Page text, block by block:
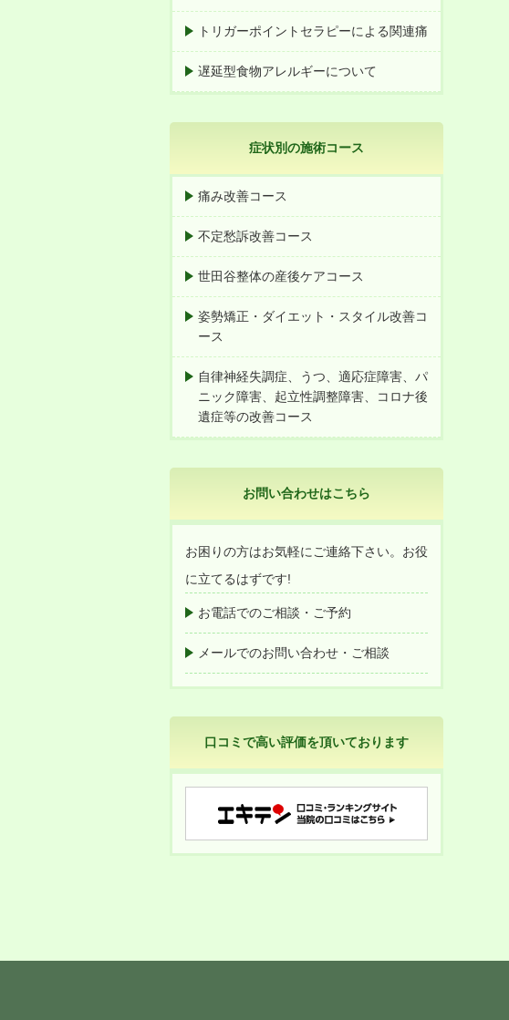
トリガーポイントセラピーによる関連痛
遅延型食物アレルギーについて
症状別の施術コース
痛み改善コース
不定愁訴改善コース
世田谷整体の産後ケアコース
姿勢矯正・ダイエット・スタイル改善コ
ース
自律神経失調症、うつ、適応症障害、パ
ニック障害、起立性調整障害、コロナ後
遺症等の改善コース
お問い合わせはこちら
お困りの方はお気軽にご連絡下さい。お役
に立てるはずです!
お電話でのご相談・ご予約
メールでのお問い合わせ・ご相談
口コミで高い評価を頂いております